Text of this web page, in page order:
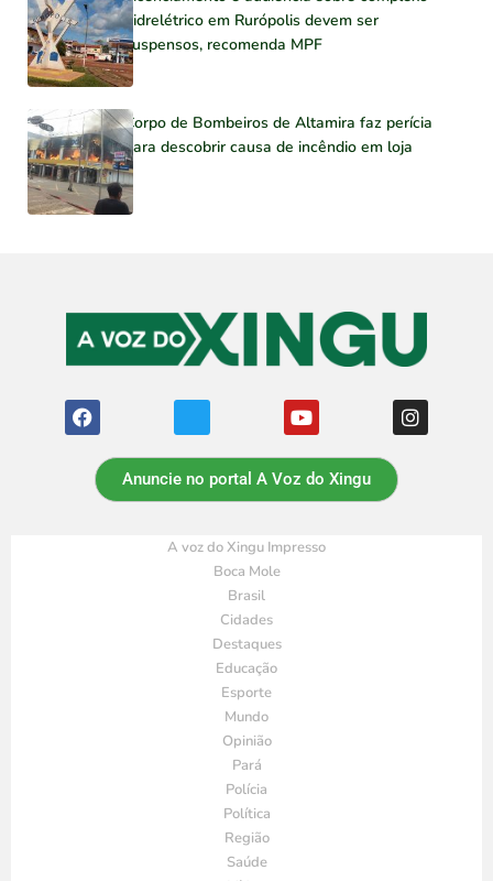
hidrelétrico em Rurópolis devem ser
suspensos, recomenda MPF
Corpo de Bombeiros de Altamira faz perícia
para descobrir causa de incêndio em loja
Anuncie no portal A Voz do Xingu
A voz do Xingu Impresso
Boca Mole
Brasil
Cidades
Destaques
Educação
Esporte
Mundo
Opinião
Pará
Polícia
Política
Região
Saúde